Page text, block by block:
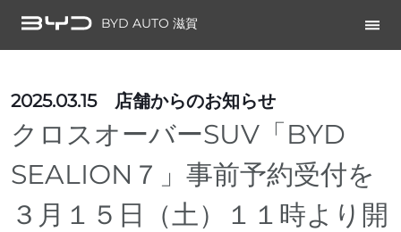
BYD AUTO 滋賀
2025.03.15 店舗からのお知らせ
クロスオーバーSUV「BYD
SEALION７」事前予約受付を
３月１５日（土）１１時より開